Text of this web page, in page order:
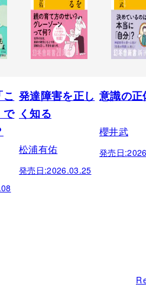
こ
で
発達障害を正し
く知る
松浦有佑
発売日:2026.03.25
意識の正
櫻井武
発売日: